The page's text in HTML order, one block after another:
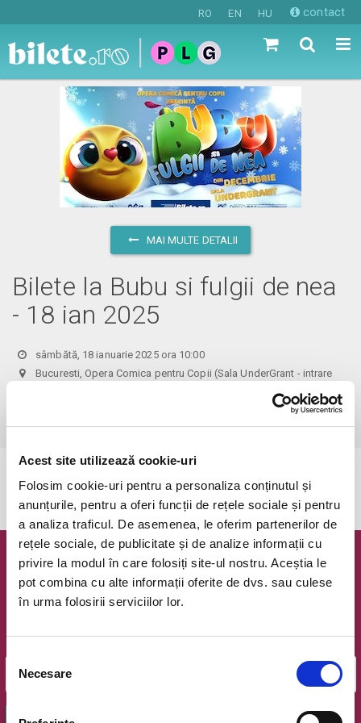
Acest site utilizează cookie-uri
Folosim cookie-uri pentru a personaliza conținutul și
anunțurile, pentru a oferi funcții de rețele sociale și pentru
a analiza traficul. De asemenea, le oferim partenerilor de
rețele sociale, de publicitate și de analize informații cu
privire la modul în care folosiți site-ul nostru. Aceștia le
pot combina cu alte informații oferite de dvs. sau culese
în urma folosirii serviciilor lor.
Selecția
consimțământului
Necesare
RO EN HU contact
MAI MULTE DETALII
Bilete la Bubu si fulgii de nea
- 18 ian 2025
sâmbătă, 18 ianuarie 2025 ora 10:00
Bucuresti, Opera Comica pentru Copii (Sala UnderGrant - intrare
Newsletter @ Bilete.ro
Oferte exclusive si o editie saptamanala cu cele mai noi
OK